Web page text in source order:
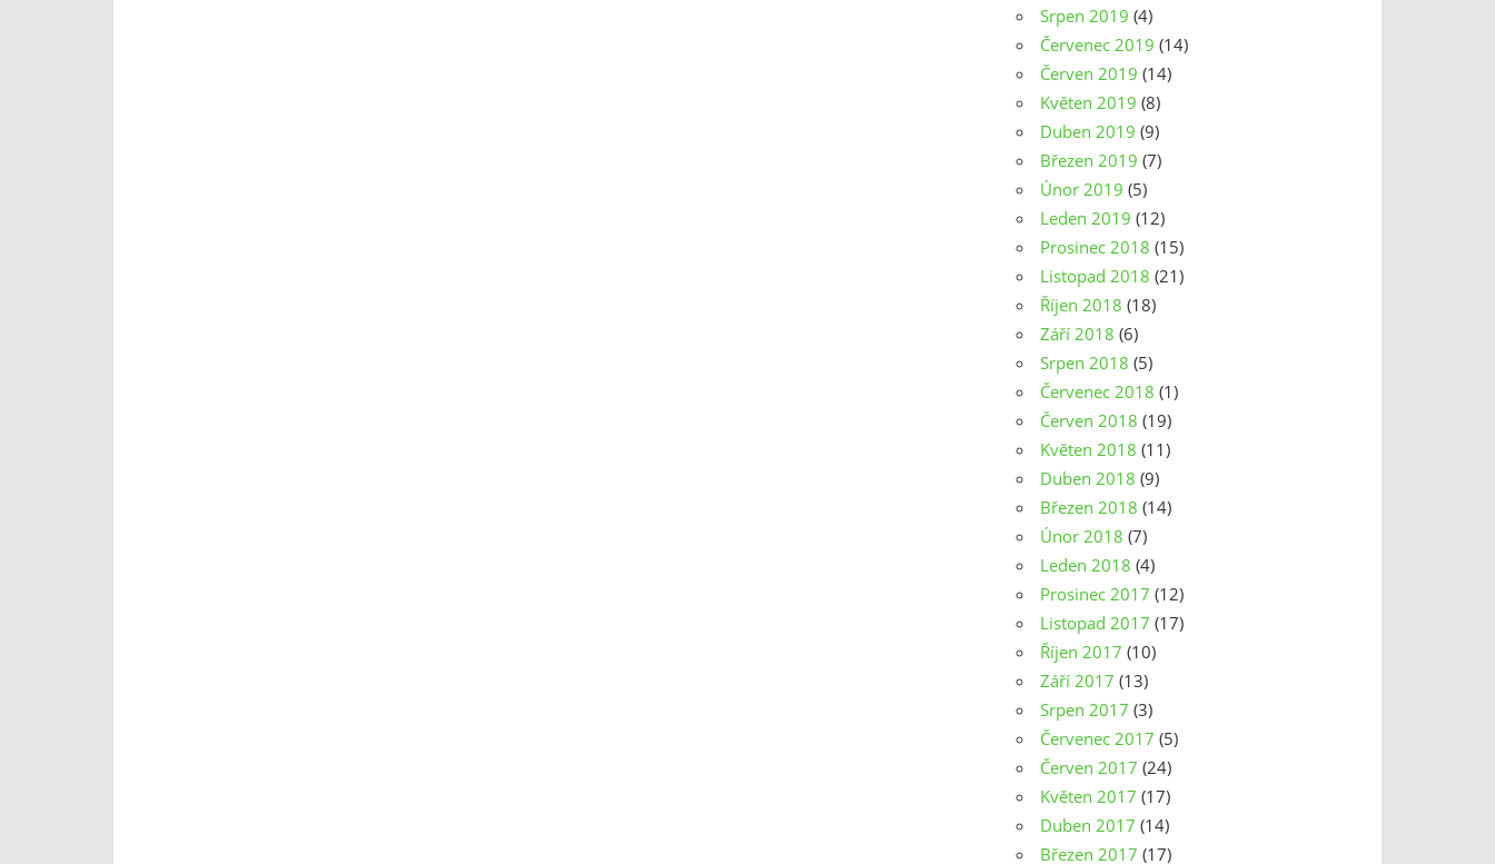
Srpen 2019 (4)
Červenec 2019 (14)
Červen 2019 (14)
Květen 2019 (8)
Duben 2019 (9)
Březen 2019 (7)
Únor 2019 (5)
Leden 2019 (12)
Prosinec 2018 (15)
Listopad 2018 (21)
Říjen 2018 (18)
Září 2018 (6)
Srpen 2018 (5)
Červenec 2018 (1)
Červen 2018 (19)
Květen 2018 (11)
Duben 2018 (9)
Březen 2018 (14)
Únor 2018 (7)
Leden 2018 (4)
Prosinec 2017 (12)
Listopad 2017 (17)
Říjen 2017 (10)
Září 2017 (13)
Srpen 2017 (3)
Červenec 2017 (5)
Červen 2017 (24)
Květen 2017 (17)
Duben 2017 (14)
Březen 2017 (17)